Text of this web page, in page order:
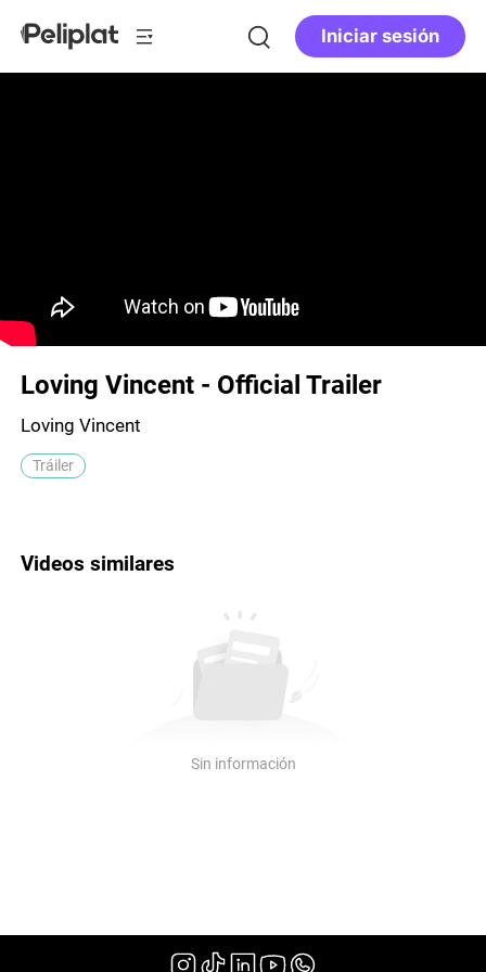
Iniciar sesión
Loving Vincent - Official Trailer
Loving Vincent
Tráiler
Videos similares
Sin información